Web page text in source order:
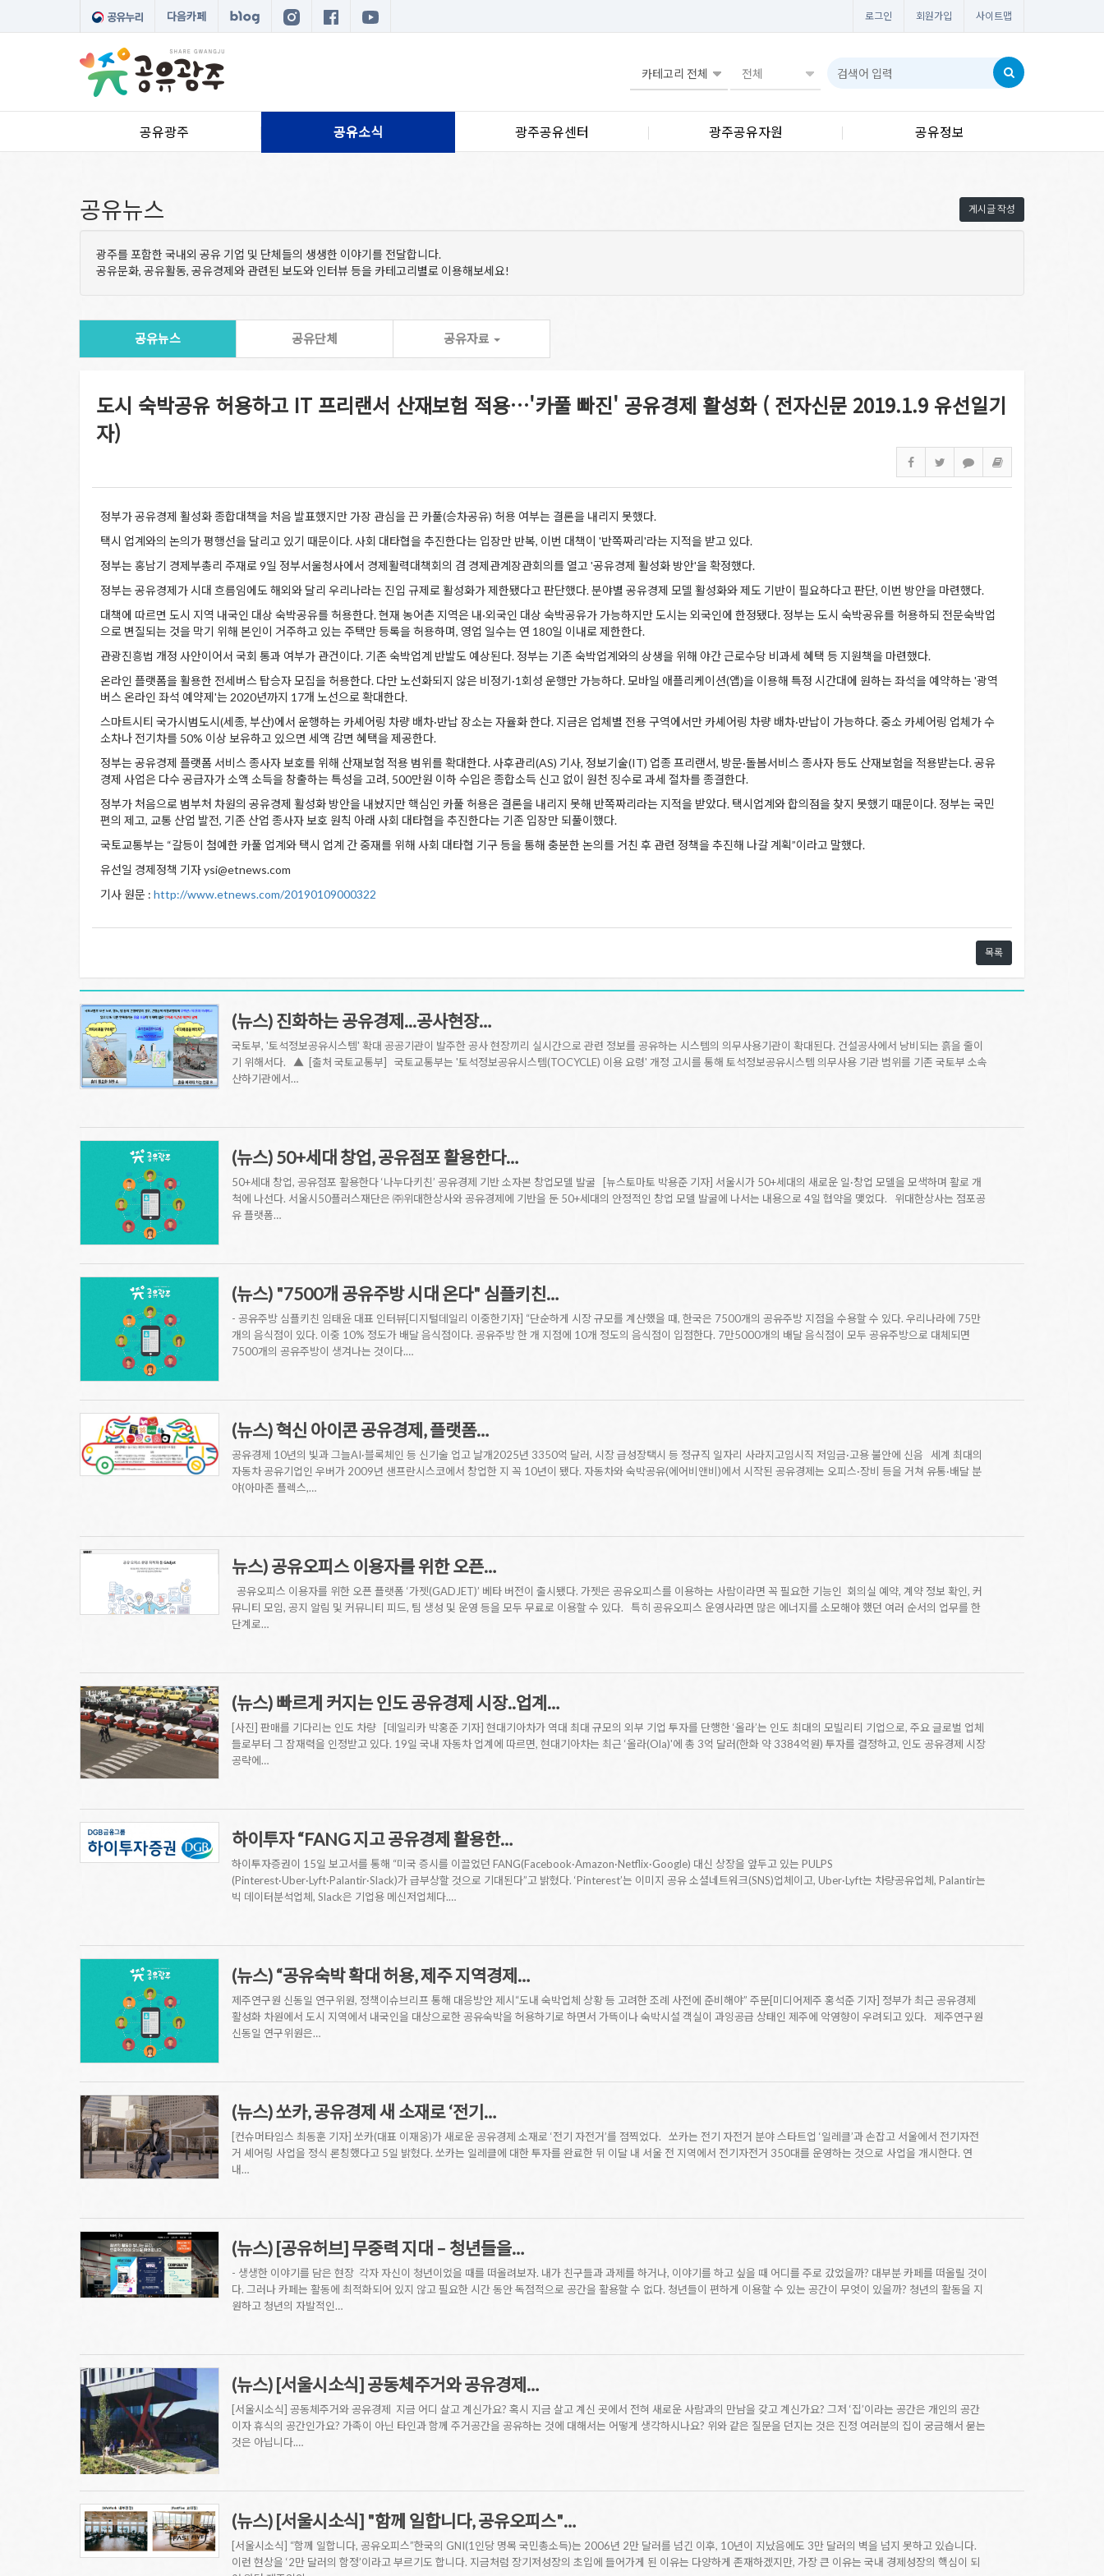
다음카페 로그인 회원가입 사이트맵
공유광주 공유소식 광주공유센터 광주공유자원 공유정보
게시글 작성
공유뉴스
광주를 포함한 국내외 공유 기업 및 단체들의 생생한 이야기를 전달합니다.
공유문화, 공유활동, 공유경제와 관련된 보도와 인터뷰 등을 카테고리별로 이용해보세요!
공유뉴스 공유단체 공유자료
도시 숙박공유 허용하고 IT 프리랜서 산재보험 적용…'카풀 빠진' 공유경제 활성화 ( 전자신문 2019.1.9 유선일기
자)
정부가 공유경제 활성화 종합대책을 처음 발표했지만 가장 관심을 끈 카풀(승차공유) 허용 여부는 결론을 내리지 못했다.
택시 업계와의 논의가 평행선을 달리고 있기 때문이다. 사회 대타협을 추진한다는 입장만 반복, 이번 대책이 '반쪽짜리'라는 지적을 받고 있다.
정부는 홍남기 경제부총리 주재로 9일 정부서울청사에서 경제활력대책회의 겸 경제관계장관회의를 열고 '공유경제 활성화 방안'을 확정했다.
정부는 공유경제가 시대 흐름임에도 해외와 달리 우리나라는 진입 규제로 활성화가 제한됐다고 판단했다. 분야별 공유경제 모델 활성화와 제도 기반이 필요하다고 판단, 이번 방안을 마련했다.
대책에 따르면 도시 지역 내국인 대상 숙박공유를 허용한다. 현재 농어촌 지역은 내·외국인 대상 숙박공유가 가능하지만 도시는 외국인에 한정됐다. 정부는 도시 숙박공유를 허용하되 전문숙박업
으로 변질되는 것을 막기 위해 본인이 거주하고 있는 주택만 등록을 허용하며, 영업 일수는 연 180일 이내로 제한한다.
관광진흥법 개정 사안이어서 국회 통과 여부가 관건이다. 기존 숙박업계 반발도 예상된다. 정부는 기존 숙박업계와의 상생을 위해 야간 근로수당 비과세 혜택 등 지원책을 마련했다.
온라인 플랫폼을 활용한 전세버스 탑승자 모집을 허용한다. 다만 노선화되지 않은 비정기·1회성 운행만 가능하다. 모바일 애플리케이션(앱)을 이용해 특정 시간대에 원하는 좌석을 예약하는 '광역
버스 온라인 좌석 예약제'는 2020년까지 17개 노선으로 확대한다.
스마트시티 국가시범도시(세종, 부산)에서 운행하는 카셰어링 차량 배차·반납 장소는 자율화 한다. 지금은 업체별 전용 구역에서만 카셰어링 차량 배차·반납이 가능하다. 중소 카셰어링 업체가 수
소차나 전기차를 50% 이상 보유하고 있으면 세액 감면 혜택을 제공한다.
정부는 공유경제 플랫폼 서비스 종사자 보호를 위해 산재보험 적용 범위를 확대한다. 사후관리(AS) 기사, 정보기술(IT) 업종 프리랜서, 방문·돌봄서비스 종사자 등도 산재보험을 적용받는다. 공유
경제 사업은 다수 공급자가 소액 소득을 창출하는 특성을 고려, 500만원 이하 수입은 종합소득 신고 없이 원천 징수로 과세 절차를 종결한다.
정부가 처음으로 범부처 차원의 공유경제 활성화 방안을 내놨지만 핵심인 카풀 허용은 결론을 내리지 못해 반쪽짜리라는 지적을 받았다. 택시업계와 합의점을 찾지 못했기 때문이다. 정부는 국민
편의 제고, 교통 산업 발전, 기존 산업 종사자 보호 원칙 아래 사회 대타협을 추진한다는 기존 입장만 되풀이했다.
국토교통부는 “갈등이 첨예한 카풀 업계와 택시 업계 간 중재를 위해 사회 대타협 기구 등을 통해 충분한 논의를 거친 후 관련 정책을 추진해 나갈 계획”이라고 말했다.
유선일 경제정책 기자 ysi@etnews.com
기사 원문 : http://www.etnews.com/20190109000322
목록
(뉴스) 진화하는 공유경제...공사현장…
국토부, '토석정보공유시스템' 확대 공공기관이 발주한 공사 현장끼리 실시간으로 관련 정보를 공유하는 시스템의 의무사용기관이 확대된다. 건설공사에서 낭비되는 흙을 줄이
기 위해서다. ▲ [출처 국토교통부] 국토교통부는 '토석정보공유시스템(TOCYCLE) 이용 요령' 개정 고시를 통해 토석정보공유시스템 의무사용 기관 범위를 기존 국토부 소속
산하기관에서…
(뉴스) 50+세대 창업, 공유점포 활용한다…
50+세대 창업, 공유점포 활용한다 ‘나누다키친’ 공유경제 기반 소자본 창업모델 발굴 [뉴스토마토 박용준 기자] 서울시가 50+세대의 새로운 일·창업 모델을 모색하며 활로 개
척에 나선다. 서울시50플러스재단은 ㈜위대한상사와 공유경제에 기반을 둔 50+세대의 안정적인 창업 모델 발굴에 나서는 내용으로 4일 협약을 맺었다. 위대한상사는 점포공
유 플랫폼…
(뉴스) "7500개 공유주방 시대 온다" 심플키친…
- 공유주방 심플키친 임태윤 대표 인터뷰[디지털데일리 이중한기자] “단순하게 시장 규모를 계산했을 때, 한국은 7500개의 공유주방 지점을 수용할 수 있다. 우리나라에 75만
개의 음식점이 있다. 이중 10% 정도가 배달 음식점이다. 공유주방 한 개 지점에 10개 정도의 음식점이 입점한다. 7만5000개의 배달 음식점이 모두 공유주방으로 대체되면
7500개의 공유주방이 생겨나는 것이다.…
(뉴스) 혁신 아이콘 공유경제, 플랫폼…
공유경제 10년의 빛과 그늘AI·블록체인 등 신기술 업고 날개2025년 3350억 달러, 시장 급성장택시 등 정규직 일자리 사라지고임시직 저임금·고용 불안에 신음 세계 최대의
자동차 공유기업인 우버가 2009년 샌프란시스코에서 창업한 지 꼭 10년이 됐다. 자동차와 숙박공유(에어비앤비)에서 시작된 공유경제는 오피스·장비 등을 거쳐 유통·배달 분
야(아마존 플렉스,…
뉴스) 공유오피스 이용자를 위한 오픈…
공유오피스 이용자를 위한 오픈 플랫폼 ‘가젯(GADJET)’ 베타 버전이 출시됐다. 가젯은 공유오피스를 이용하는 사람이라면 꼭 필요한 기능인 회의실 예약, 계약 정보 확인, 커
뮤니티 모임, 공지 알림 및 커뮤니티 피드, 팀 생성 및 운영 등을 모두 무료로 이용할 수 있다. 특히 공유오피스 운영사라면 많은 에너지를 소모해야 했던 여러 순서의 업무를 한
단계로…
(뉴스) 빠르게 커지는 인도 공유경제 시장..업계…
[사진] 판매를 기다리는 인도 차량 [데일리카 박홍준 기자] 현대기아차가 역대 최대 규모의 외부 기업 투자를 단행한 ‘올라’는 인도 최대의 모빌리티 기업으로, 주요 글로벌 업체
들로부터 그 잠재력을 인정받고 있다. 19일 국내 자동차 업계에 따르면, 현대기아차는 최근 ‘올라(Ola)'에 총 3억 달러(한화 약 3384억원) 투자를 결정하고, 인도 공유경제 시장
공략에…
하이투자 “FANG 지고 공유경제 활용한…
하이투자증권이 15일 보고서를 통해 “미국 증시를 이끌었던 FANG(Facebook·Amazon·Netflix·Google) 대신 상장을 앞두고 있는 PULPS
(Pinterest·Uber·Lyft·Palantir·Slack)가 급부상할 것으로 기대된다”고 밝혔다. ‘Pinterest’는 이미지 공유 소셜네트워크(SNS)업체이고, Uber·Lyft는 차량공유업체, Palantir는
빅 데이터분석업체, Slack은 기업용 메신저업체다.…
(뉴스) “공유숙박 확대 허용, 제주 지역경제…
제주연구원 신동일 연구위원, 정책이슈브리프 통해 대응방안 제시“도내 숙박업체 상황 등 고려한 조례 사전에 준비해야” 주문[미디어제주 홍석준 기자] 정부가 최근 공유경제
활성화 차원에서 도시 지역에서 내국인을 대상으로한 공유숙박을 허용하기로 하면서 가뜩이나 숙박시설 객실이 과잉공급 상태인 제주에 악영향이 우려되고 있다. 제주연구원
신동일 연구위원은…
(뉴스) 쏘카, 공유경제 새 소재로 ‘전기…
[컨슈머타임스 최동훈 기자] 쏘카(대표 이재웅)가 새로운 공유경제 소재로 ‘전기 자전거’를 점찍었다. 쏘카는 전기 자전거 분야 스타트업 ‘일레클’과 손잡고 서울에서 전기자전
거 셰어링 사업을 정식 론칭했다고 5일 밝혔다. 쏘카는 일레클에 대한 투자를 완료한 뒤 이달 내 서울 전 지역에서 전기자전거 350대를 운영하는 것으로 사업을 개시한다. 연
내…
(뉴스) [공유허브] 무중력 지대 – 청년들을…
- 생생한 이야기를 담은 현장 각자 자신이 청년이었을 때를 떠올려보자. 내가 친구들과 과제를 하거나, 이야기를 하고 싶을 때 어디를 주로 갔었을까? 대부분 카페를 떠올릴 것이
다. 그러나 카페는 활동에 최적화되어 있지 않고 필요한 시간 동안 독점적으로 공간을 활용할 수 없다. 청년들이 편하게 이용할 수 있는 공간이 무엇이 있을까? 청년의 활동을 지
원하고 청년의 자발적인…
(뉴스) [서울시소식] 공동체주거와 공유경제…
[서울시소식] 공동체주거와 공유경제 지금 어디 살고 계신가요? 혹시 지금 살고 계신 곳에서 전혀 새로운 사람과의 만남을 갖고 계신가요? 그저 ‘집’이라는 공간은 개인의 공간
이자 휴식의 공간인가요? 가족이 아닌 타인과 함께 주거공간을 공유하는 것에 대해서는 어떻게 생각하시나요? 위와 같은 질문을 던지는 것은 진정 여러분의 집이 궁금해서 묻는
것은 아닙니다.…
(뉴스) [서울시소식] "함께 일합니다, 공유오피스"…
[서울시소식] “함께 일합니다, 공유오피스”한국의 GNI(1인당 명목 국민총소득)는 2006년 2만 달러를 넘긴 이후, 10년이 지났음에도 3만 달러의 벽을 넘지 못하고 있습니다.
이런 현상을 ‘2만 달러의 함정’이라고 부르기도 합니다. 지금처럼 장기저성장의 초입에 들어가게 된 이유는 다양하게 존재하겠지만, 가장 큰 이유는 국내 경제성장의 핵심이 되